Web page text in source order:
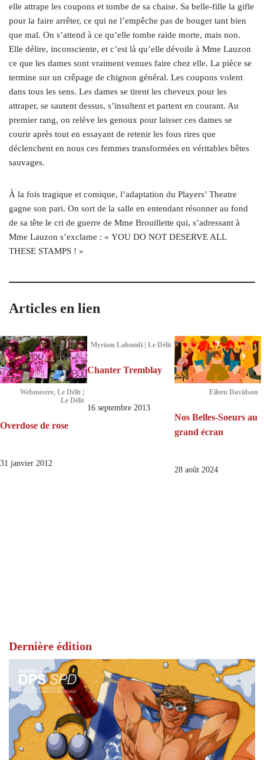
elle attrape les coupons et tombe de sa chaise. Sa belle-fille la gifle
pour la faire arrêter, ce qui ne l’empêche pas de bouger tant bien
que mal. On s’attend à ce qu’elle tombe raide morte, mais non.
Elle délire, inconsciente, et c’est là qu’elle dévoile à Mme Lauzon
ce que les dames sont vraiment venues faire chez elle. La pièce se
termine sur un crêpage de chignon général. Les coupons volent
dans tous les sens. Les dames se tirent les cheveux pour les
attraper, se sautent dessus, s’insultent et partent en courant. Au
premier rang, on relève les genoux pour laisser ces dames se
courir après tout en essayant de retenir les fous rires que
déclenchent en nous ces femmes transformées en véritables bêtes
sauvages.
À la fois tragique et comique, l’adaptation du Players’ Theatre
gagne son pari. On sort de la salle en entendant résonner au fond
de sa tête le cri de guerre de Mme Brouillette qui, s’adressant à
Mme Lauzon s’exclame : « YOU DO NOT DESERVE ALL
THESE STAMPS ! »
Articles en lien
Webmestre, Le Délit |
Le Délit
Overdose de rose
31 janvier 2012
Myriam Lahmidi | Le Délit
Chanter Tremblay
16 septembre 2013
Eileen Davidson
Nos Belles-Soeurs au
grand écran
28 août 2024
Dernière édition